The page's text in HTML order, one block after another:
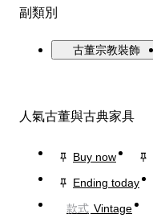
副類別
古董宗教裝飾
人氣古董與古典家具
Buy now
Ending today
款式 Vintage